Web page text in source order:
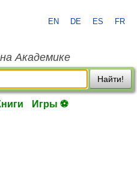
EN DE ES FR
Академике
Найти!
Игры ⚽